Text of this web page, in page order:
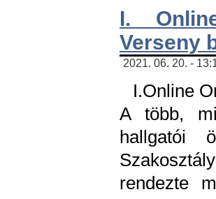
I.
Verseny
2021. 06. 20. -
I.Online
A több,
hallgatói
rendezte